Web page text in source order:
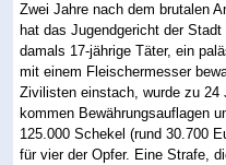
Zwei Jahre nach dem brutalen
hat das Jugendgericht der
damals 17-jährige Täter, ein
mit einem Fleischermesser
Zivilisten einstach, wurde zu 24
kommen Bewährungsauflagen
125.000 Schekel (rund 30.700
für vier der Opfer. Eine Strafe,